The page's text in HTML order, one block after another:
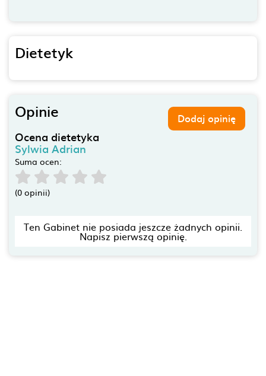
Dietetyk
Opinie Dodaj opinię
Ocena dietetyka
Sylwia Adrian
Suma ocen:
(0 opinii)
Ten Gabinet nie posiada jeszcze żadnych opinii.
Napisz pierwszą opinię.